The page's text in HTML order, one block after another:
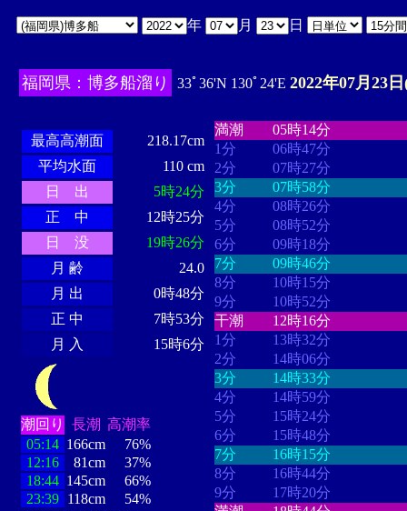
年 月 日
福岡県：博多船溜り 33ﾟ36'N 130ﾟ24'E 2022年07月23
最高高潮面
218.17cm
平均水面
110 cm
日 出
5時24分
正 中
12時25分
日 没
19時26分
月 齢
24.0
月 出
0時48分
正 中
7時53分
月 入
15時6分
潮回り 長潮 高潮率
05:14 166cm
76%
12:16
81cm
37%
18:44 145cm
66%
23:39 118cm 54%
満潮
05時14分
1分
06時47分
2分
07時27分
3分
07時58分
4分
08時26分
5分
08時52分
6分
09時18分
7分
09時46分
8分
10時15分
9分
10時52分
干潮
12時16分
1分
13時32分
2分
14時06分
3分
14時33分
4分
14時59分
5分
15時24分
6分
15時48分
7分
16時15分
8分
16時44分
9分
17時20分